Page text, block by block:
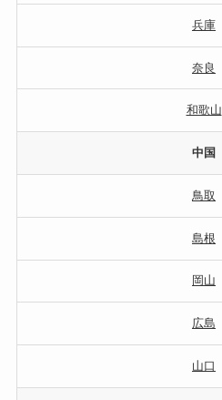
兵庫
奈良
和歌山
中国
鳥取
島根
岡山
広島
山口